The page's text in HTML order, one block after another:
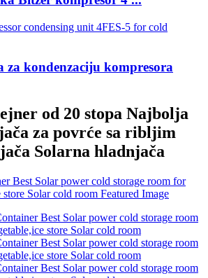
za kondenzaciju kompresora
od 20 stopa Najbolja
za povrće sa ribljim
Solarna hladnjača